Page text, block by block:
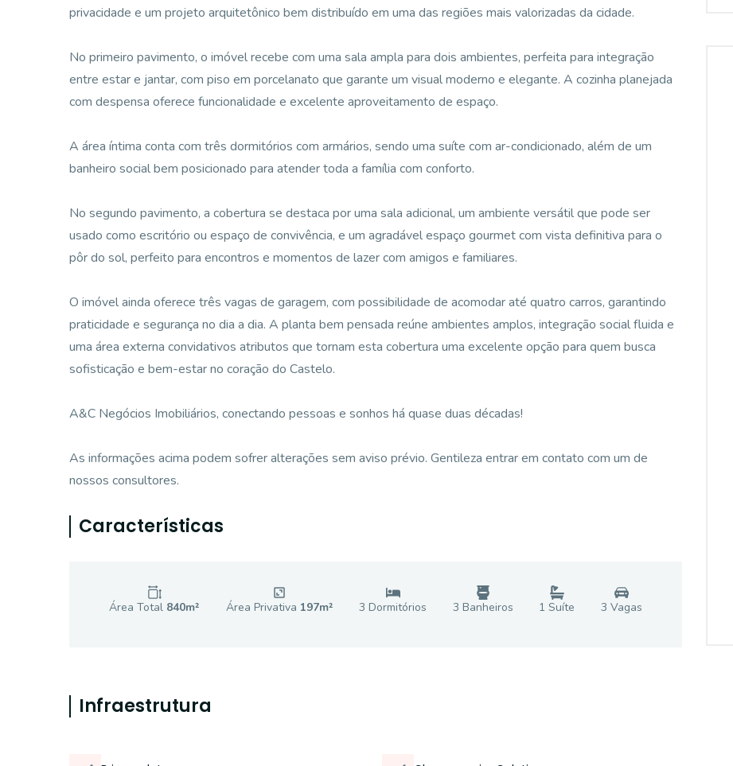
privacidade e um projeto arquitetônico bem distribuído em uma das regiões mais valorizadas da cidade.
No primeiro pavimento, o imóvel recebe com uma sala ampla para dois ambientes, perfeita para integração
entre estar e jantar, com piso em porcelanato que garante um visual moderno e elegante. A cozinha planejada
com despensa oferece funcionalidade e excelente aproveitamento de espaço.
A área íntima conta com três dormitórios com armários, sendo uma suíte com ar-condicionado, além de um
banheiro social bem posicionado para atender toda a família com conforto.
No segundo pavimento, a cobertura se destaca por uma sala adicional, um ambiente versátil que pode ser
usado como escritório ou espaço de convivência, e um agradável espaço gourmet com vista definitiva para o
pôr do sol, perfeito para encontros e momentos de lazer com amigos e familiares.
O imóvel ainda oferece três vagas de garagem, com possibilidade de acomodar até quatro carros, garantindo
praticidade e segurança no dia a dia. A planta bem pensada reúne ambientes amplos, integração social fluida e
uma área externa convidativos atributos que tornam esta cobertura uma excelente opção para quem busca
sofisticação e bem-estar no coração do Castelo.
A&C Negócios Imobiliários, conectando pessoas e sonhos há quase duas décadas!
As informações acima podem sofrer alterações sem aviso prévio. Gentileza entrar em contato com um de
nossos consultores.
Características
Área Total 840m² Área Privativa 197m² 3 Dormitórios 3 Banheiros 1 Suíte 3 Vagas
Infraestrutura